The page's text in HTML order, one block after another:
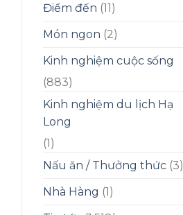
Điểm đến (11)
Món ngon (2)
Kinh nghiệm cuộc sống
(883)
Kinh nghiệm du lịch Hạ
Long
(1)
Nấu ăn / Thưởng thức(3)
Nhà Hàng (1)